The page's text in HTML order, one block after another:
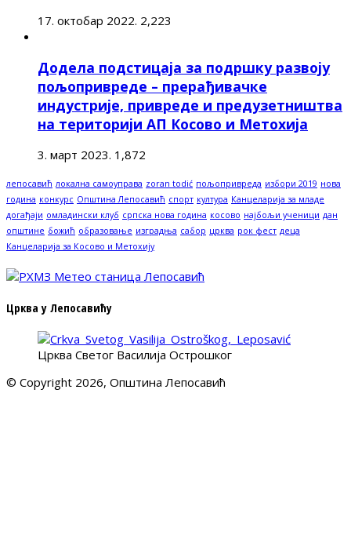
17. октобар 2022. 2,223
Додела подстицаја за подршку развоју
пољопривреде – прерађивачке
индустрије, привреде и предузетништва
на територији АП Косово и Метохија
3. март 2023. 1,872
лепосавић локална самоуправа zoran todić пољопривреда избори 2019 нова
година конкурс Општина Лепосавић спорт култура Канцеларија за младе
догађаји омладински клуб српска нова година косово најбољи ученици дан
општине божић образовање изградња сабор црква рок фест деца
Канцеларија за Косово и Метохију
Црква у Лепосавићу
Црква Светог Василија Острошког
© Copyright 2026, Општина Лепосавић